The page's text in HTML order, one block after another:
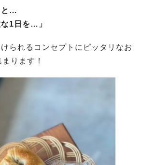
と…
1日を…」
られるコンセプトにピッタリなお
まります！